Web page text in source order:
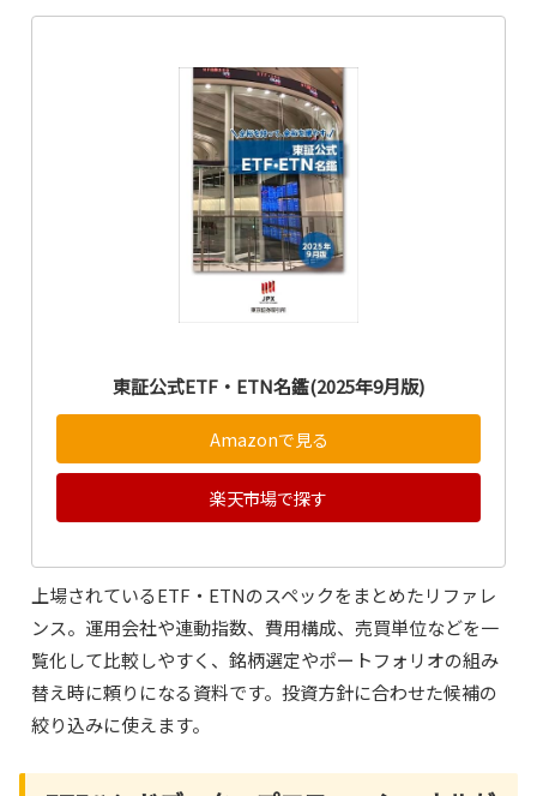
東証公式ETF・ETN名鑑(2025年9月版)
Amazonで見る
楽天市場で探す
上場されているETF・ETNのスペックをまとめたリファレ
ンス。運用会社や連動指数、費用構成、売買単位などを一
覧化して比較しやすく、銘柄選定やポートフォリオの組み
替え時に頼りになる資料です。投資方針に合わせた候補の
絞り込みに使えます。